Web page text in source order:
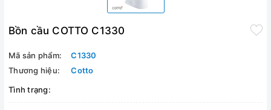
Bồn cầu COTTO C1330
Mã sản phẩm:
C1330
Thương hiệu:
Cotto
Tình trạng: